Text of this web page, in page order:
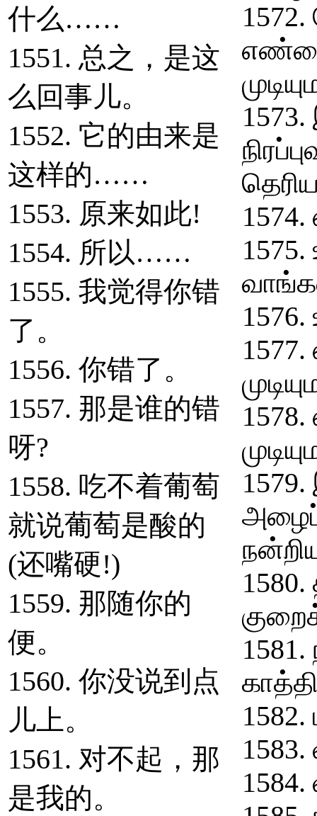
什么……
1551. 总之，是这
么回事儿。
1552. 它的由来是
这样的……
1553. 原来如此!
1554. 所以……
1555. 我觉得你错
了。
1556. 你错了。
1557. 那是谁的错
呀?
1558. 吃不着葡萄
就说葡萄是酸的
(还嘴硬!)
1559. 那随你的
便。
1560. 你没说到点
儿上。
1561. 对不起，那
是我的。